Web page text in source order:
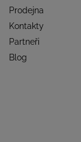
Prodejna
Kontakty
Partneři
Blog